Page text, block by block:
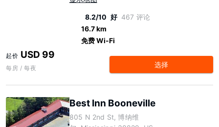
8.2/10 好 467 评论
16.7 km
免费 Wi-Fi
起价 USD 99
每房 / 每夜 选择
Best Inn Booneville
805 N 2nd St, 博纳维